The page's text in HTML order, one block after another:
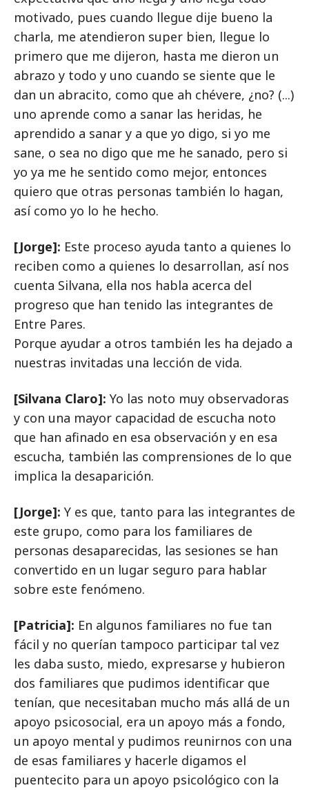
motivado, pues cuando llegue dije bueno la
charla, me atendieron super bien, llegue lo
primero que me dijeron, hasta me dieron un
abrazo y todo y uno cuando se siente que le
dan un abracito, como que ah chévere, ¿no? (...)
uno aprende como a sanar las heridas, he
aprendido a sanar y a que yo digo, si yo me
sane, o sea no digo que me he sanado, pero si
yo ya me he sentido como mejor, entonces
quiero que otras personas también lo hagan,
así como yo lo he hecho.
[Jorge]: Este proceso ayuda tanto a quienes lo
reciben como a quienes lo desarrollan, así nos
cuenta Silvana, ella nos habla acerca del
progreso que han tenido las integrantes de
Entre Pares.
Porque ayudar a otros también les ha dejado a
nuestras invitadas una lección de vida.
[Silvana Claro]: Yo las noto muy observadoras
y con una mayor capacidad de escucha noto
que han afinado en esa observación y en esa
escucha, también las comprensiones de lo que
implica la desaparición.
[Jorge]: Y es que, tanto para las integrantes de
este grupo, como para los familiares de
personas desaparecidas, las sesiones se han
convertido en un lugar seguro para hablar
sobre este fenómeno.
[Patricia]: En algunos familiares no fue tan
fácil y no querían tampoco participar tal vez
les daba susto, miedo, expresarse y hubieron
dos familiares que pudimos identificar que
tenían, que necesitaban mucho más allá de un
apoyo psicosocial, era un apoyo más a fondo,
un apoyo mental y pudimos reunirnos con una
de esas familiares y hacerle digamos el
puentecito para un apoyo psicológico con la